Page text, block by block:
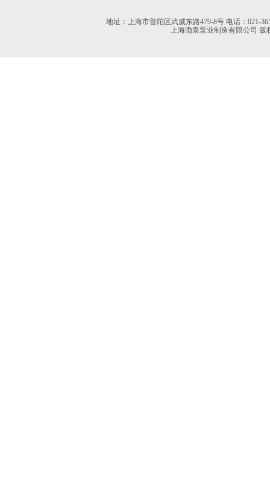
地址：上海市普陀区武威东路479-8号 电话：021-
上海渤泉泵业制造有限公司 版